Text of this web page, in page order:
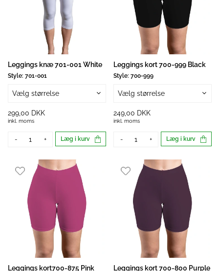
Leggings knæ 701-001 White
Style: 701-001
Vælg størrelse
299,00 DKK
inkl. moms
- + Læg i kurv
Leggings kort 700-999 Black
Style: 700-999
Vælg størrelse
249,00 DKK
inkl. moms
- + Læg i kurv
Leggings kort700-875 Pink Leggings kort 700-800 Purple